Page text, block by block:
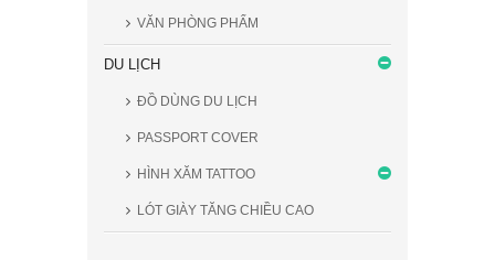
VĂN PHÒNG PHẨM
DU LỊCH
ĐỒ DÙNG DU LỊCH
PASSPORT COVER
HÌNH XĂM TATTOO
LÓT GIÀY TĂNG CHIỀU CAO